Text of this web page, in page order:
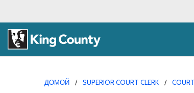
ДОМОЙ SUPERIOR COURT CLERK